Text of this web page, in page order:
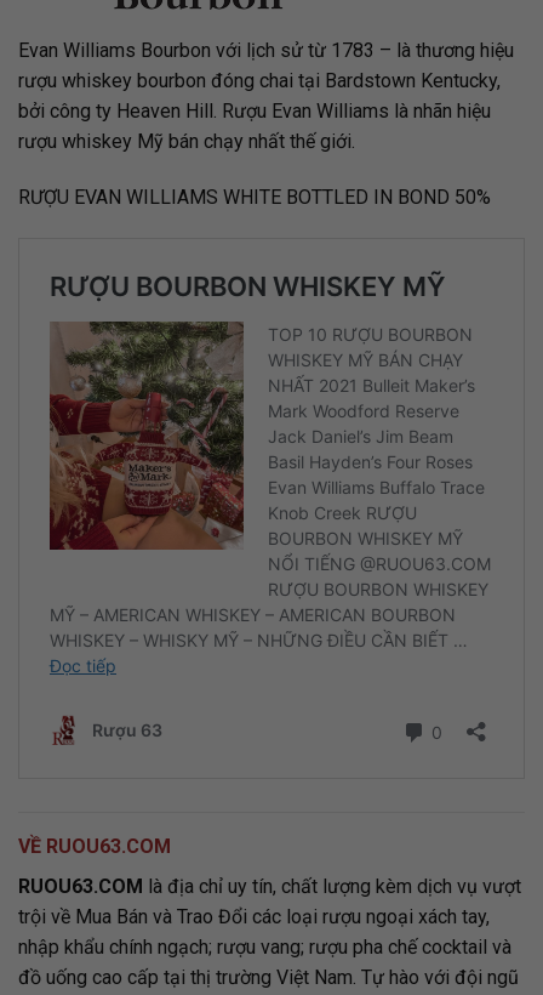
Evan Williams Bourbon với lịch sử từ 1783 – là thương hiệu
rượu whiskey bourbon đóng chai tại Bardstown Kentucky,
bởi công ty Heaven Hill. Rượu Evan Williams là nhãn hiệu
rượu whiskey Mỹ bán chạy nhất thế giới.
RƯỢU EVAN WILLIAMS WHITE BOTTLED IN BOND 50%
VỀ RUOU63.COM
RUOU63.COM là địa chỉ uy tín, chất lượng kèm dịch vụ vượt
trội về Mua Bán và Trao Đổi các loại rượu ngoại xách tay,
nhập khẩu chính ngạch; rượu vang; rượu pha chế cocktail và
đồ uống cao cấp tại thị trường Việt Nam. Tự hào với đội ngũ